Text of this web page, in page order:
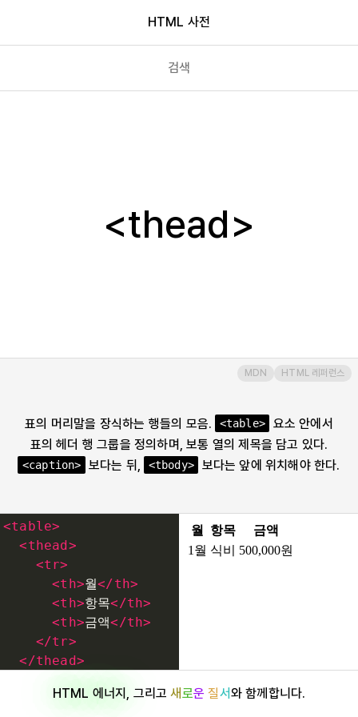
HTML 사전
tfoot
th
thead
title
tr
track
video
표의 머리말을 장식하는 행들의 모음. <table>
요소 안에서
표의 헤더 행 그룹을 정의하며, 보통 열의 제목을 담고 있다.
<caption> 보다는 뒤, <tbody> 보다는 앞에 위치해야 한다.
MDN HTML 레퍼런스
<table>
<thead >
<tr>
<th>월</th>
<th>항목</th>
<th>금액</th>
</tr>
</thead>
tr>
HTML 에너지 , 그리고새로운 질서와 함께합니다.